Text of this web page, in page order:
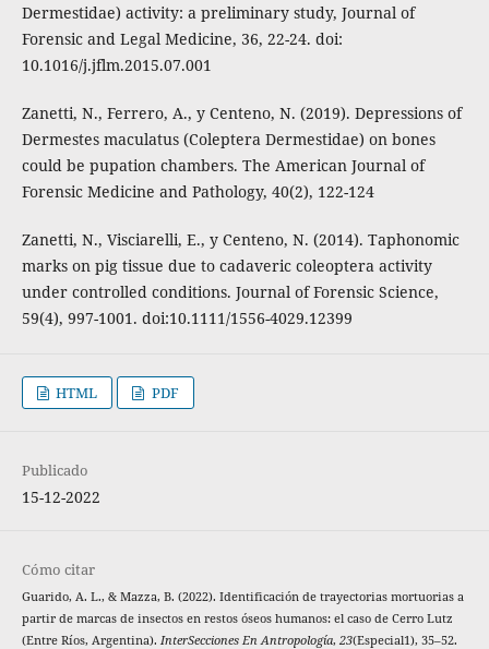
Dermestidae) activity: a preliminary study, Journal of
Forensic and Legal Medicine, 36, 22-24. doi:
10.1016/j.jflm.2015.07.001
Zanetti, N., Ferrero, A., y Centeno, N. (2019). Depressions of
Dermestes maculatus (Coleptera Dermestidae) on bones
could be pupation chambers. The American Journal of
Forensic Medicine and Pathology, 40(2), 122-124
Zanetti, N., Visciarelli, E., y Centeno, N. (2014). Taphonomic
marks on pig tissue due to cadaveric coleoptera activity
under controlled conditions. Journal of Forensic Science,
59(4), 997-1001. doi:10.1111/1556-4029.12399
HTML PDF
Publicado
15-12-2022
Cómo citar
Guarido, A. L., & Mazza, B. (2022). Identificación de trayectorias mortuorias a
partir de marcas de insectos en restos óseos humanos: el caso de Cerro Lutz
(Entre Ríos, Argentina). InterSecciones En Antropología, 23(Especial1), 35–52.